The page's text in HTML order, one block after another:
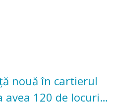
nouă în cartierul
avea 120 de locuri